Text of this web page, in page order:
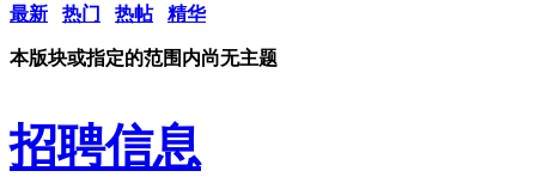
最新
热门 热帖 精华
本版块或指定的范围内尚无主题
招聘信息